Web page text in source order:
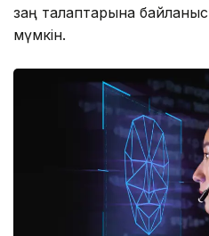
заң талаптарына
мүмкін.